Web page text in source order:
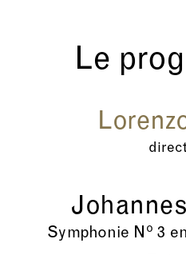
Le
Symphonie N o 3